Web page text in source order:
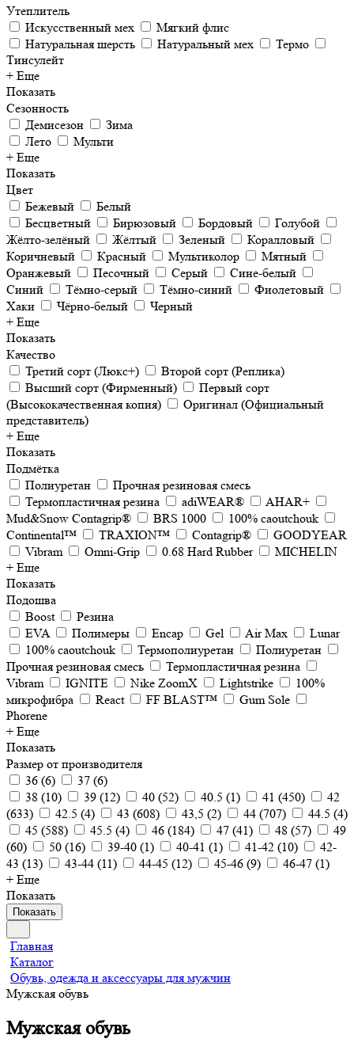
Утеплитель
Искусственный мех
Мягкий флис
Натуральная шерсть
Натуральный мех
Термо
Тинсулейт
+ Еще
Показать
Сезонность
Демисезон
Зима
Лето
Мульти
+ Еще
Показать
Цвет
Бежевый
Белый
Бесцветный
Бирюзовый Бордовый
Голубой
Жёлто-зелёный
Жёлтый Зеленый
Коралловый
Коричневый
Красный Мультиколор
Мятный
Оранжевый
Песочный Серый
Сине-белый
Синий
Тёмно-серый Тёмно-синий
Фиолетовый
Хаки
Чёрно-белый
Черный
+ Еще
Показать
Качество
Третий сорт (Люкс+)
Второй сорт (Реплика)
Высший сорт (Фирменный)
Первый сорт
(Высококачественная копия)
Оригинал (Официальный
представитель)
+ Еще
Показать
Подмётка
Полиуретан
Прочная резиновая смесь
Термопластичная резина
adiWEAR®
AHAR+
Mud&Snow Contagrip®
BRS 1000
100% caoutchouk
Continental™
TRAXION™ Contagrip®
GOODYEAR
Vibram
Omni-Grip 0.68 Hard Rubber
MICHELIN
+ Еще
Показать
Подошва
Boost
Резина
EVA
Полимеры Encap Gel Air Max
Lunar
100% caoutchouk
Термополиуретан
Полиуретан
Прочная резиновая смесь
Термопластичная резина
Vibram
IGNITE Nike ZoomX Lightstrike
100%
микрофибра
React FF BLAST™
Gum Sole
Phorene
+ Еще
Показать
Размер от производителя
36 (6) 37 (6)
38 (10) 39 (12) 40 (52) 40.5 (1) 41 (450)
42
(633) 42.5 (4) 43 (608) 43,5 (2) 44 (707) 44.5 (4)
45 (588) 45.5 (4) 46 (184) 47 (41) 48 (57)
49
(60) 50 (16) 39-40 (1) 40-41 (1) 41-42 (10)
42-
43 (13) 43-44 (11) 44-45 (12) 45-46 (9) 46-47 (1)
+ Еще
Показать
Показать
Главная
Каталог
Обувь, одежда и аксессуары для мужчин
Мужская обувь
Мужская обувь